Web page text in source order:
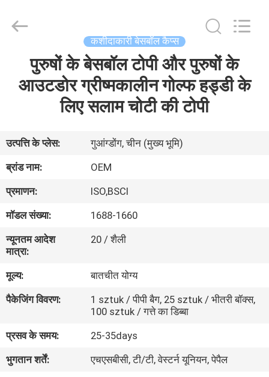
हमारे
बारे
में
कारखाना
भ्रमण
गुणवत्ता
नियंत्रण
संपर्क
करें
Manufacturing
कशीदाकारी बेसबॉल कैप्स
पुरुषों के बेसबॉल टोपी और पुरुषों के
आउटडोर ग्रीष्मकालीन गोल्फ हड्डी के
लिए सलाम चोटी की टोपी
उत्पत्ति के प्लेस:
गुआंग्डोंग, चीन (मुख्य भूमि)
ब्रांड नाम:
OEM
प्रमाणन:
ISO,BSCI
मॉडल संख्या:
1688-1660
न्यूनतम आदेश
मात्रा:
20 / शैली
मूल्य:
बातचीत योग्य
पैकेजिंग विवरण:
1 sztuk / पीपी बैग, 25 sztuk / भीतरी बॉक्स,
100 sztuk / गत्ते का डिब्बा
प्रसव के समय:
25-35days
भुगतान शर्तें:
एचएसबीसी, टी/टी, वेस्टर्न यूनियन, पेपैल